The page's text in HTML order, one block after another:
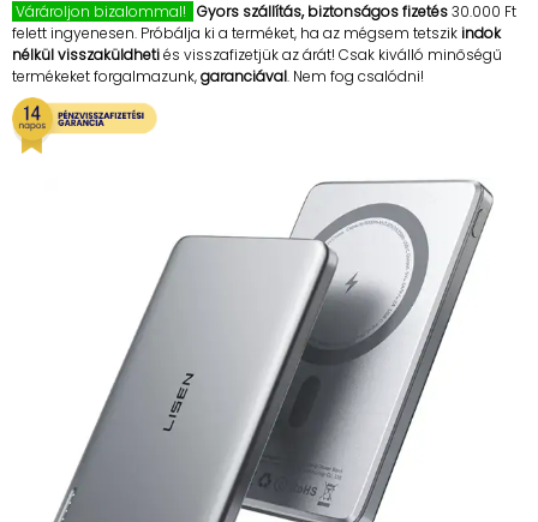
Várároljon bizalommal! Gyors szállítás, biztonságos fizetés30.000 Ft
felett ingyenesen. Próbálja ki a terméket, ha az mégsem tetszikindok
nélkül visszaküldhetiés visszafizetjük az árát! Csak kiválló minőségű
termékeket forgalmazunk,garanciával. Nem fog csalódni!